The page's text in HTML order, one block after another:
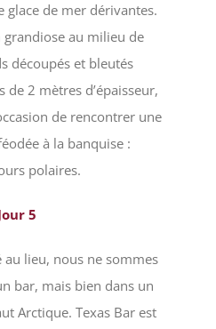
glace de mer dérivantes.
au milieu de
découpés et bleutés
2 mètres d’épaisseur,
de rencontrer une
à la banquise :
polaires.
5
lieu, nous ne sommes
bar, mais bien dans un
Arctique. Texas Bar est